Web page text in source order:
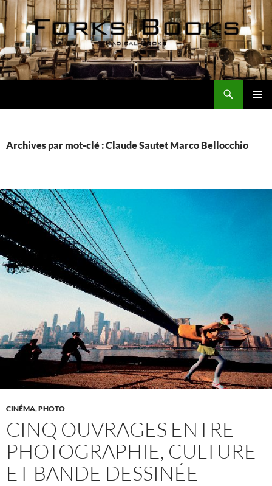
Aller
au
contenu
Archives par mot-clé : Claude Sautet Marco Bellocchio
CINÉMA,PHOTO
CINQ OUVRAGES ENTRE
PHOTOGRAPHIE, CULTURE
ET BANDE DESSINÉE